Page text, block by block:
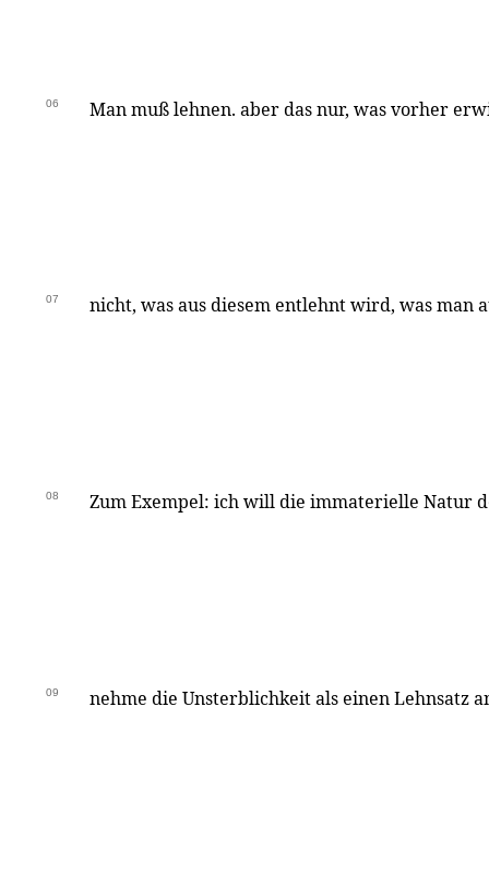
06 Man muß lehnen. aber das nur, was vorher
07 nicht, was aus diesem entlehnt wird, was man
08 Zum Exempel: ich will die immaterielle Natur
09 nehme die Unsterblichkeit als einen Lehnsatz